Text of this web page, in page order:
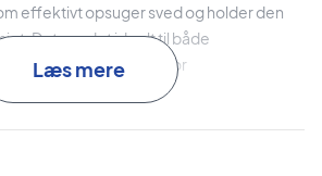
effektivt opsuger sved og holder den
Det gør det ideelt til både
og intense kampe, hvor
være i top.
Læs mere